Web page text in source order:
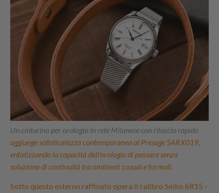
Un cinturino per orologio in rete Milanese con rilascio rapido
aggiunge sofisticatezza contemporanea al Presage SARX019,
enfatizzando la capacità dell'orologio di passare senza
soluzione di continuità tra ambienti casual e formali.
Sotto questo esterno raffinato opera il calibro Seiko 6R15 -